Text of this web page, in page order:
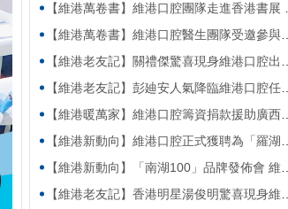
【維港萬卷書】維港口腔團隊走進香港書展 感受閱讀力量拓寬專業視野
【維港萬卷書】維港口腔醫生團隊受邀參與美國登士柏西諾德專題研討 聚焦無牙頜種植修復前沿策略
【維港老友記】關禮傑驚喜現身維港口腔出任明星一日CEO 即場演繹同分享經驗！
【維港老友記】彭廸安人氣降臨維港口腔任明星一日店長 勁歌熱舞快閃表演點燃全場！
【維港暖萬家】維港口腔籌資捐款援助廣西洪澇災區 攜手香港廣西南寧同鄉會共獻愛心
【維港新動向】維港口腔正式獲聘為「羅湖區社會醫療機構行業協會監事單位」
【維港新動向】「南湖100」品牌發佈會 維港口腔獲評「突出貢獻企業」殊榮
【維港老友記】香港明星湯俊明驚喜現身維港口腔 擔任明星一日店長！